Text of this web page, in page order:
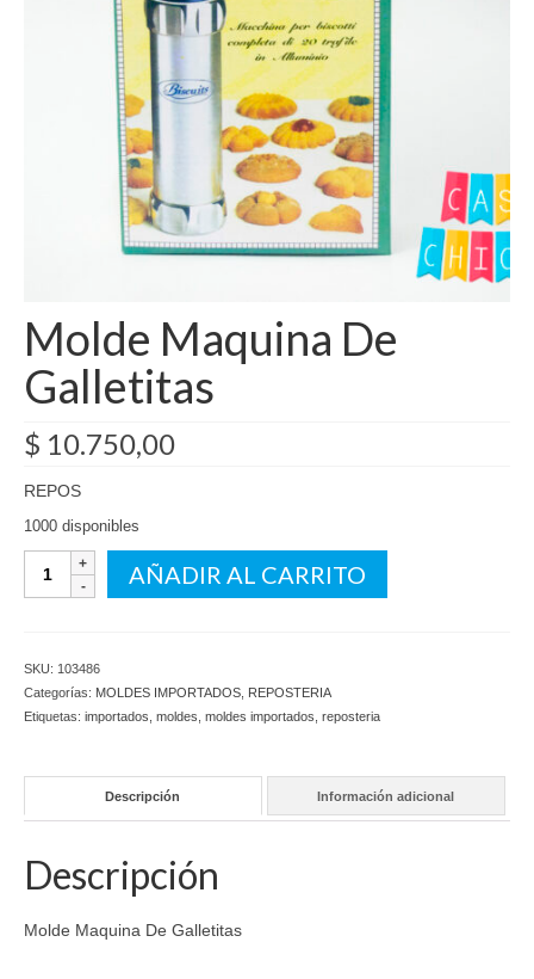
Finalizar compra
Molde Maquina De
Galletitas
$ 10.750,00
REPOS
1000 disponibles
Maquina
AÑADIR AL CARRITO
SKU: 103486
Categorías: MOLDES IMPORTADOS REPOSTERIA
Etiquetas: importados moldes moldes importados reposteria
Descripción Información adicional
Descripción
Molde Maquina De Galletitas